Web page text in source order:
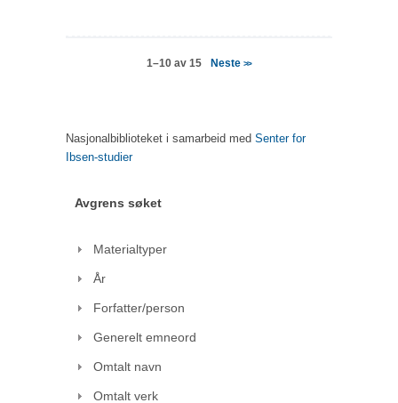
1–10 av 15 Neste>>
Nasjonalbiblioteket i samarbeid med Senter for
Ibsen-studier
Avgrens søket
Materialtyper
År
Forfatter/person
Generelt emneord
Omtalt navn
Omtalt verk